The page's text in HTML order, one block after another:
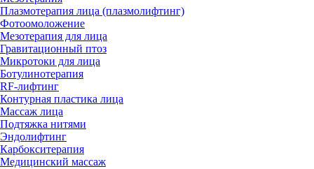
Плазмотерапия лица (плазмолифтинг)
Фотоомоложение
Мезотерапия для лица
Гравитационный птоз
Микротоки для лица
Ботулинотерапия
RF-лифтинг
Контурная пластика лица
Массаж лица
Подтяжка нитями
Эндолифтинг
Карбокситерапия
Медицинский массаж